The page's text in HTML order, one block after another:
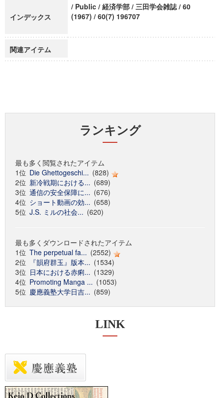
インデックス
/ Public / 経済学部 / 三田学会雑誌 / 60
(1967) / 60(7) 196707
関連アイテム
ランキング
最も多く閲覧されたアイテム
1位 Die Ghettogeschi... (828)
2位 新冷戦期における... (689)
3位 通信の安全保障に... (676)
4位 ショート動画の効... (658)
5位 J.S. ミルの社会... (620)
最も多くダウンロードされたアイテム
1位 The perpetual fa... (2552)
2位
『韻府群玉』版本... (1534)
3位 日本における赤痢... (1329)
4位 Promoting Manga ... (1053)
5位 慶應義塾大学日吉... (859)
LINK